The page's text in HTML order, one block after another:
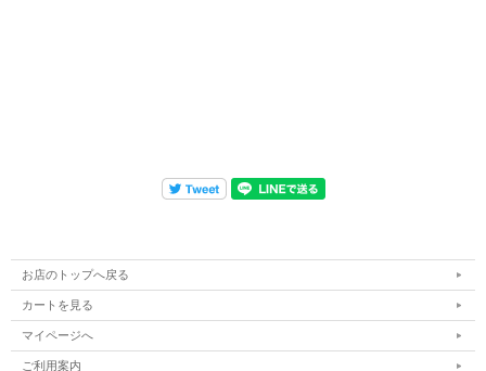
お店のトップへ戻る
カートを見る
マイページへ
ご利用案内